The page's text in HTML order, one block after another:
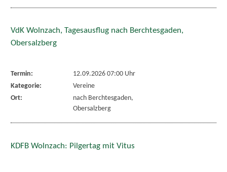
VdK Wolnzach, Tagesausflug nach Berchtesgaden,
Obersalzberg
Termin:
12.09.2026 07:00 Uhr
Kategorie:
Vereine
Ort:
nach Berchtesgaden,
Obersalzberg
KDFB Wolnzach: Pilgertag mit Vitus